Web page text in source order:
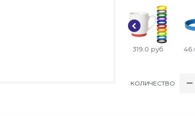
319.0 руб
КОЛИЧЕСТВО